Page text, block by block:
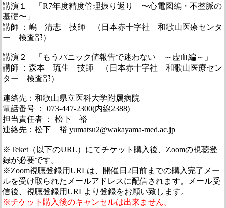
講演１ 「R7年度精度管理振り返り 〜心電図編・不整脈の
基礎〜」
講師 ：嶋 清志 技師 （日本赤十字社 和歌山医療センタ
ー 検査部）
講演２ 「もうパニック値報告で迷わない ～虚血編～」
講師 ：森本 琉生 技師 （日本赤十字社 和歌山医療セン
ター 検査部）
連絡先：和歌山県立医科大学附属病院
電話番号 ： 073-447-2300(内線2388)
担当責任者 ： 松下 裕
連絡先：松下 裕 yumatsu2@wakayama-med.ac.jp
※Teket（以下のURL）にてチケット購入後、Zoomの視聴登
録が必要です。
※Zoom視聴登録用URLは、開催日2日前までの購入完了メー
ルを受け取られたメールアドレスに配信されます。メール受
信後、視聴登録用URLより登録をお願い致します。
※チケット購入後のキャンセルは出来ません。